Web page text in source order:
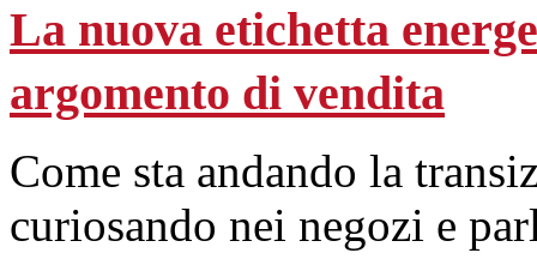
La nuova etichetta
argomento di vendita
Come sta andando la
curiosando nei negozi e